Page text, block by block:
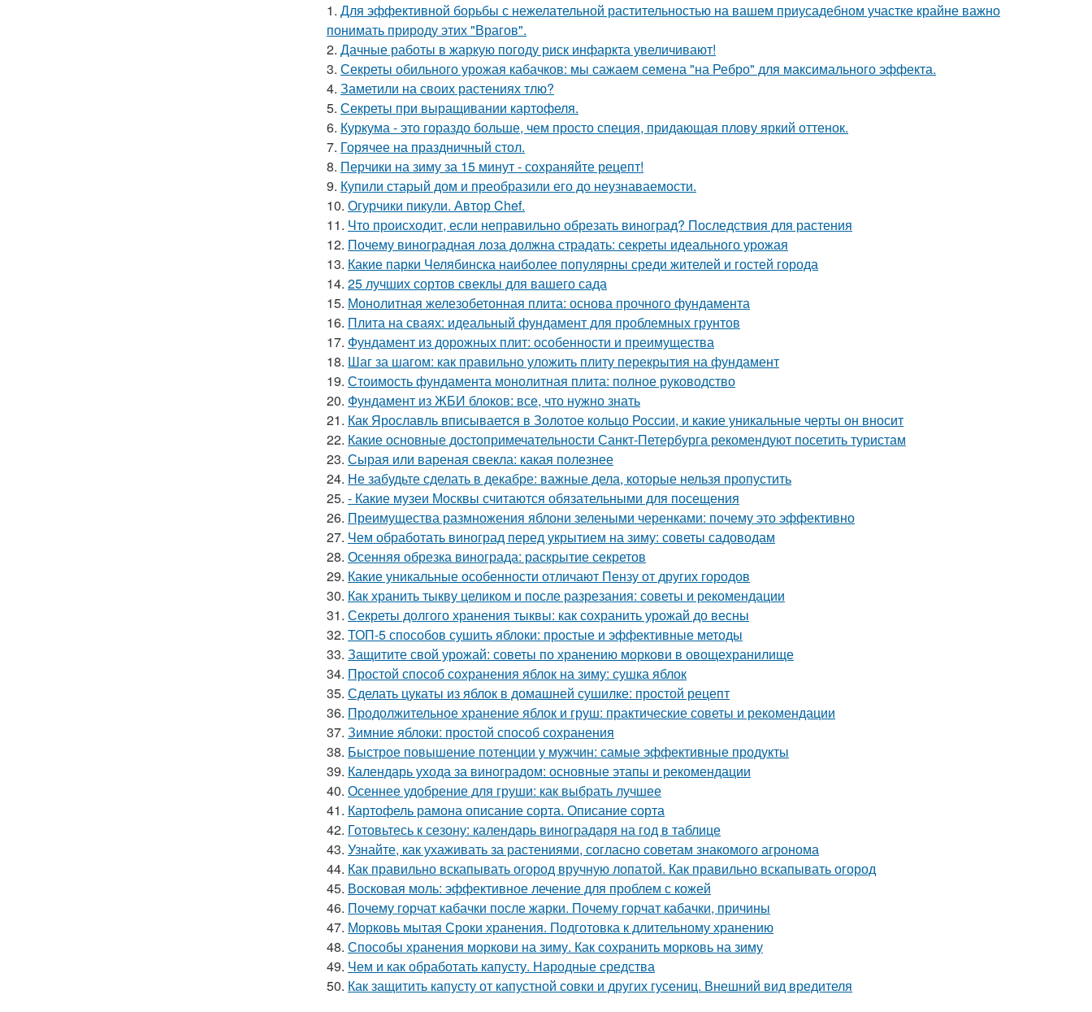
1. Для эффективной борьбы с нежелательной растительностью на вашем приусадебном участке крайне важно
понимать природу этих "Врагов".
2. Дачные работы в жаркую погоду риск инфаркта увеличивают!
3. Секреты обильного урожая кабачков: мы сажаем семена "на Ребро" для максимального эффекта.
4. Заметили на своих растениях тлю?
5. Секреты при выращивании картофеля.
6. Куркума - это гораздо больше, чем просто специя, придающая плову яркий оттенок.
7. Горячее на праздничный стол.
8. Перчики на зиму за 15 минут - сохраняйте рецепт!
9. Купили старый дом и преобразили его до неузнаваемости.
10. Огурчики пикули. Автор Chef.
11. Что происходит, если неправильно обрезать виноград? Последствия для растения
12. Почему виноградная лоза должна страдать: секреты идеального урожая
13. Какие парки Челябинска наиболее популярны среди жителей и гостей города
14. 25 лучших сортов свеклы для вашего сада
15. Монолитная железобетонная плита: основа прочного фундамента
16. Плита на сваях: идеальный фундамент для проблемных грунтов
17. Фундамент из дорожных плит: особенности и преимущества
18. Шаг за шагом: как правильно уложить плиту перекрытия на фундамент
19. Стоимость фундамента монолитная плита: полное руководство
20. Фундамент из ЖБИ блоков: все, что нужно знать
21. Как Ярославль вписывается в Золотое кольцо России, и какие уникальные черты он вносит
22. Какие основные достопримечательности Санкт-Петербурга рекомендуют посетить туристам
23. Сырая или вареная свекла: какая полезнее
24. Не забудьте сделать в декабре: важные дела, которые нельзя пропустить
25. - Какие музеи Москвы считаются обязательными для посещения
26. Преимущества размножения яблони зелеными черенками: почему это эффективно
27. Чем обработать виноград перед укрытием на зиму: советы садоводам
28. Осенняя обрезка винограда: раскрытие секретов
29. Какие уникальные особенности отличают Пензу от других городов
30. Как хранить тыкву целиком и после разрезания: советы и рекомендации
31. Секреты долгого хранения тыквы: как сохранить урожай до весны
32. ТОП-5 способов сушить яблоки: простые и эффективные методы
33. Защитите свой урожай: советы по хранению моркови в овощехранилище
34. Простой способ сохранения яблок на зиму: сушка яблок
35. Сделать цукаты из яблок в домашней сушилке: простой рецепт
36. Продолжительное хранение яблок и груш: практические советы и рекомендации
37. Зимние яблоки: простой способ сохранения
38. Быстрое повышение потенции у мужчин: самые эффективные продукты
39. Календарь ухода за виноградом: основные этапы и рекомендации
40. Осеннее удобрение для груши: как выбрать лучшее
41. Картофель рамона описание сорта. Описание сорта
42. Готовьтесь к сезону: календарь виноградаря на год в таблице
43. Узнайте, как ухаживать за растениями, согласно советам знакомого агронома
44. Как правильно вскапывать огород вручную лопатой. Как правильно вскапывать огород
45. Восковая моль: эффективное лечение для проблем с кожей
46. Почему горчат кабачки после жарки. Почему горчат кабачки, причины
47. Морковь мытая Сроки хранения. Подготовка к длительному хранению
48. Способы хранения моркови на зиму. Как сохранить морковь на зиму
49. Чем и как обработать капусту. Народные средства
50. Как защитить капусту от капустной совки и других гусениц. Внешний вид вредителя